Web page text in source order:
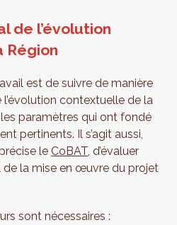
de l’évolution
Région
est de suivre de manière
contextuelle de la
paramètres qui ont fondé
pertinents. Il s’agit aussi,
leCoBAT , d’évaluer
de la mise en œuvre du projet
sont nécessaires :